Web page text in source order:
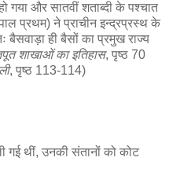
गया और सातवीं शताब्दी के पश्चात
प्रथम) ने प्राचीन इन्द्रप्रस्थ के
बैसवाड़ा ही बैसों का प्रमुख राज्य
शाखाओं का इतिहास, पृष्ठ 70
, पृष्ठ 113-114)
गई थीं, उनकी संतानों को कोट